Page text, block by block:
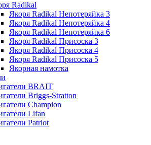
Radikal
Якоря Radikal Непотеряйка 3
Якоря Radikal Непотеряйка 4
Якоря Radikal Непотеряйка 6
Якоря Radikal Присоска 3
Якоря Radikal Присоска 4
Якоря Radikal Присоска 5
Якорная намотка
BRAIT
Briggs-Stratton
Champion
Lifan
Patriot